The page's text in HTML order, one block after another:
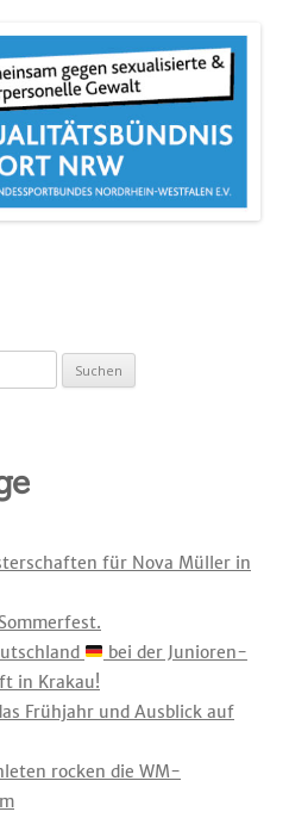
für Nova Müller in
bei der Junioren-
in Krakau!
Frühjahr und Ausblick auf
rocken die WM-